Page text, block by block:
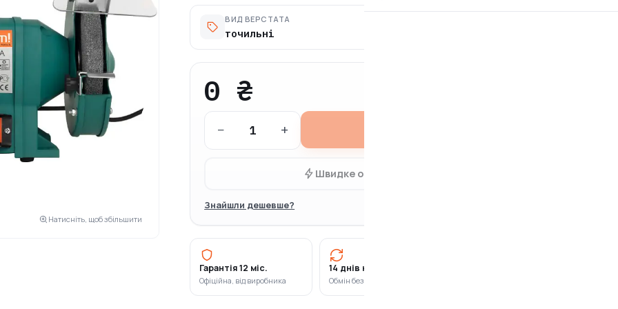
Натисніть, щоб збільшити
ВИД ВЕРСТАТА
точильні
0 ₴
− +
Швидке оформлення в 1 клік
Знайшли дешевше?
Гарантія 12 міс.
Офіційна, від виробника
14 днів на повернення
Обмін без зайвих питань